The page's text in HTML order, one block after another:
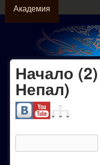
АКАДЕМИЯ
Академия
сайт
Начало
Непал)
Форма